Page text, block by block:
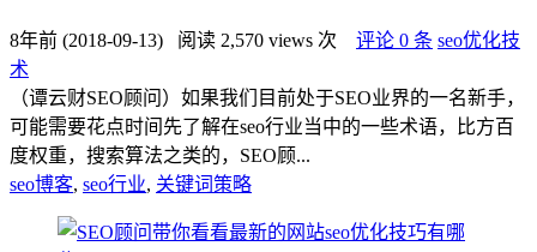
8年前 (2018-09-13) 阅读 2,570 views 次 评论 0 条 seo优化技
术
（谭云财SEO顾问）如果我们目前处于SEO业界的一名新手，
可能需要花点时间先了解在seo行业当中的一些术语，比方百
度权重，搜索算法之类的，SEO顾...
seo博客, seo行业, 关键词策略